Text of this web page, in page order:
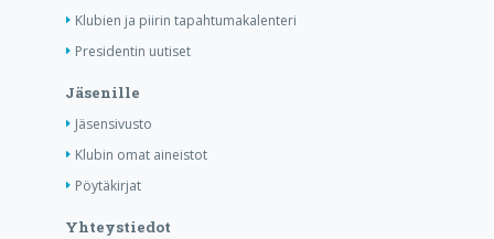
Klubien ja piirin tapahtumakalenteri
Presidentin uutiset
Jäsenille
Jäsensivusto
Klubin omat aineistot
Pöytäkirjat
Yhteystiedot